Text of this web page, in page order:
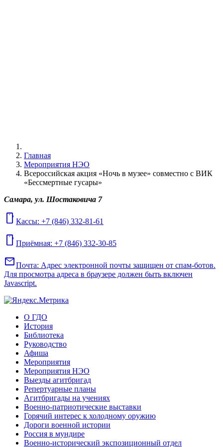
Главная
Мероприятия НЭО
Всероссийская акция «Ночь в музее» совместно с ВИК
«Бессмертные гусары»
Самара, ул. Шостаковича 7
mobile Кассы: +7 (846) 332-81-61
mobile Приёмная: +7 (846) 332-30-85
mailПочта: Адрес электронной почты защищен от спам-ботов.
Для просмотра адреса в браузере должен быть включен
Javascript.
О ГДО
История
Библиотека
Руководство
Афиша
Мероприятия
Мероприятия НЭО
Выезды агитбригад
Репертуарные планы
Агитбригады на учениях
Военно-патриотические выставки
Горячий интерес к холодному оружию
Дороги военной истории
Россия в мундире
Военно-исторический экспозиционный отдел